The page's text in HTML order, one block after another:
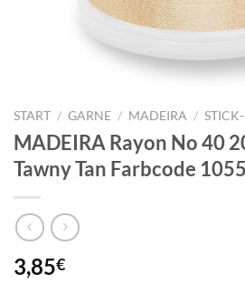
START / GARNE / MADEIRA /
MADEIRA Rayon No 40
Tawny Tan Farbcode 1055
3,85€